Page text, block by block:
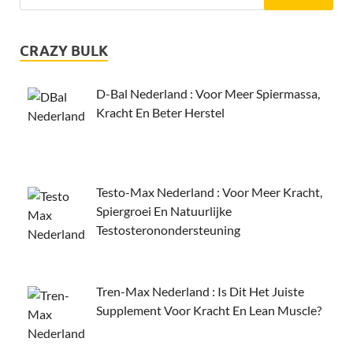
CRAZY BULK
D-Bal Nederland : Voor Meer Spiermassa,
Kracht En Beter Herstel
Testo-Max Nederland : Voor Meer Kracht,
Spiergroei En Natuurlijke
Testosteronondersteuning
Tren-Max Nederland : Is Dit Het Juiste
Supplement Voor Kracht En Lean Muscle?